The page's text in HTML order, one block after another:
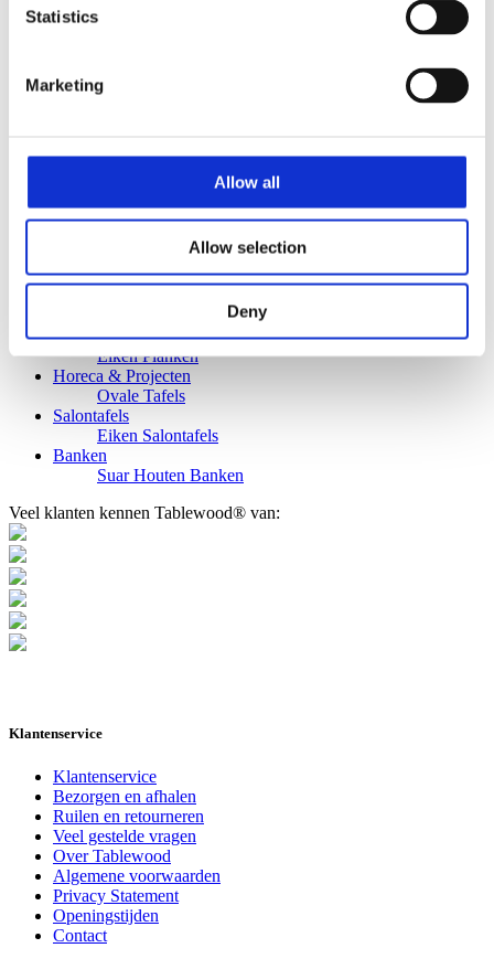
Statistics
Marketing
Allow all
Allow selection
Deny
Ronde Eettafels
Bijpassende bank
Banken
Industriele Eettafels
Bijpassende Douglas bank
Bureaus Douglashout/Eiken
Vergadertafels 4 meter
Stalen Tafelpoten
Eiken Tafelbladen
Eiken Planken
Horeca & Projecten
Ovale Tafels
Salontafels
Eiken Salontafels
Banken
Suar Houten Banken
Veel klanten kennen Tablewood® van:
Klantenservice
Klantenservice
Bezorgen en afhalen
Ruilen en retourneren
Veel gestelde vragen
Over Tablewood
Algemene voorwaarden
Privacy Statement
Openingstijden
Contact